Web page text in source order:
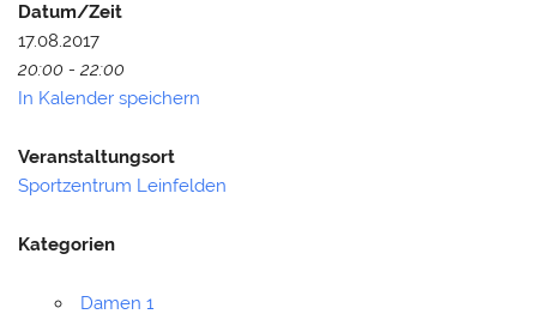
Datum/Zeit
17.08.2017
20:00 - 22:00
In Kalender speichern
Veranstaltungsort
Sportzentrum Leinfelden
Kategorien
Damen 1